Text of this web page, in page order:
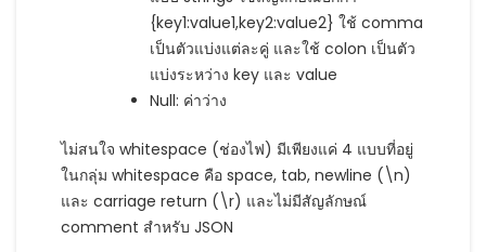
{key1:value1,key2:value2} ใช้ comma
เป็นตัวแบ่งแต่ละคู่ และใช้ colon เป็นตัว
แบ่งระหว่าง key และ value
Null: ค่าว่าง
ไม่สนใจ whitespace (ช่องไฟ) มีเพียงแค่ 4 แบบที่อยู่
ในกลุ่ม whitespace คือ space, tab, newline (\n)
และ carriage return (\r) และไม่มีสัญลักษณ์
comment สำหรับ JSON